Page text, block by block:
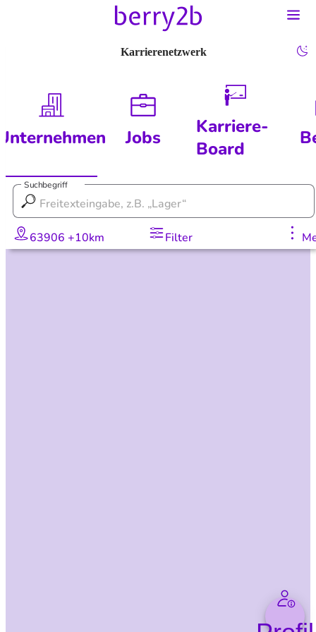
Karrierenetzwerk
Jobs
Karriere-
Board
Suchbegriff
63906 +10km Filter